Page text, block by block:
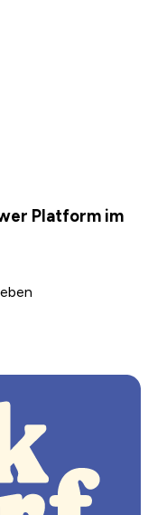
Platform im